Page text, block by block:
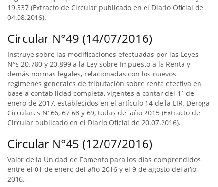
19.537 (Extracto de Circular publicado en el Diario Oficial de
04.08.2016).
Circular N°49 (14/07/2016)
Instruye sobre las modificaciones efectuadas por las Leyes
N°s 20.780 y 20.899 a la Ley sobre Impuesto a la Renta y
demás normas legales, relacionadas con los nuevos
regímenes generales de tributación sobre renta efectiva en
base a contabilidad completa, vigentes a contar del 1° de
enero de 2017, establecidos en el artículo 14 de la LIR. Deroga
Circulares N°66, 67 68 y 69, todas del año 2015 (Extracto de
Circular publicado en el Diario Oficial de 20.07.2016).
Circular N°45 (12/07/2016)
Valor de la Unidad de Fomento para los días comprendidos
entre el 01 de enero del año 2016 y el 9 de agosto del año
2016.